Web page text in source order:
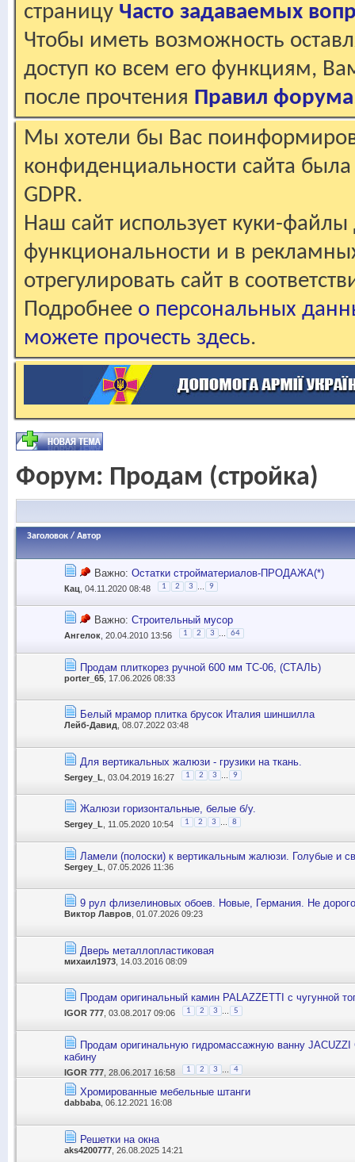
страницу Часто задаваемых
Чтобы иметь возможность
доступ ко всем его функциям,
после прочтения Правил форума
Мы хотели бы Вас
конфиденциальности сайта
GDPR.
Наш сайт использует куки-файлы
функциональности и в
отрегулировать сайт в
Подробнее о персональных
можете прочесть здесь.
Форум: Продам (стройка)
Заголовок / Автор
Важно: Остатки стройматериалов-ПРОДАЖА(*)
Кац , 04.11.2020 08:48 1 2 3 9
Важно: Строительный мусор
Ангелок , 20.04.2010 13:56 1 2 3 64
Продам плиткорез ручной 600 мм ТС-06, (СТАЛЬ)
porter_65 , 17.06.2026 08:33
Белый мрамор плитка брусок Италия шиншилла
Лейб-Давид, 08.07.2022 03:48
Для вертикальных жалюзи - грузики на ткань.
Sergey_L , 03.04.2019 16:27 1 2 3 9
Жалюзи горизонтальные, белые б/у.
Sergey_L , 11.05.2020 10:54 1 2 3 8
Ламели (полоски) к вертикальным жалюзи. Голубые и
Sergey_L , 07.05.2026 11:36
9 рул флизелиновых обоев. Новые, Германия. Не дорого
Виктор Лавров , 01.07.2026 09:23
Дверь металлопластиковая
михаил1973 , 14.03.2016 08:09
Продам оригинальный камин PALAZZETTI с чугунной
IGOR 777 , 03.08.2017 09:06 1 2 3 5
Продам оригинальную гидромассажную ванну
кабину
IGOR 777 , 28.06.2017 16:58 1 2 3 ... 4
Хромированные мебельные штанги
dabbaba, 06.12.2021 16:08
Решетки на окна
aks4200777 , 26.08.2025 14:21